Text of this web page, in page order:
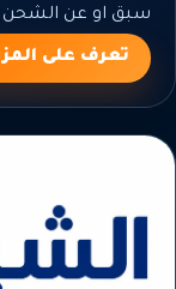
سبق او عن الشحن
تعرف على